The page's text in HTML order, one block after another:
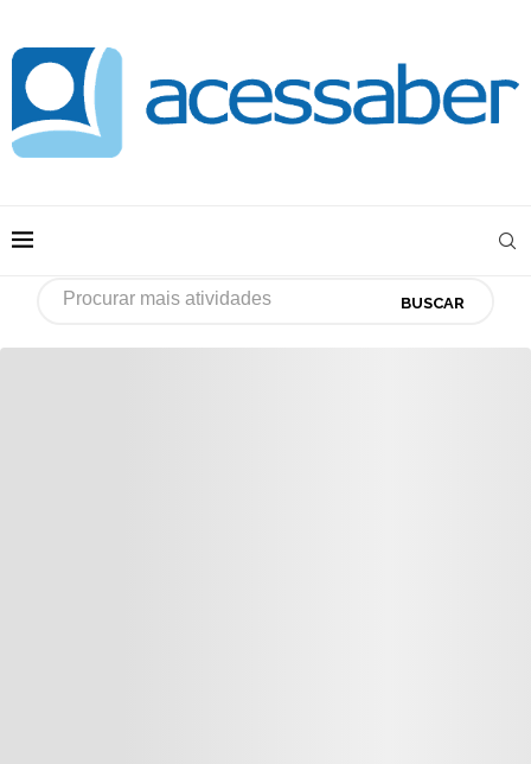
BUSCAR